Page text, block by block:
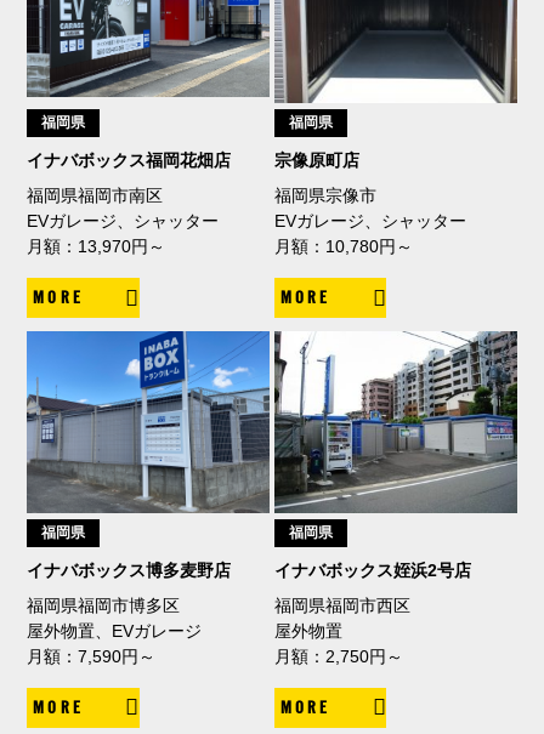
福岡県
イナバボックス福岡花畑店
福岡県福岡市南区
EVガレージ、シャッター
月額：13,970円～
MORE
福岡県
宗像原町店
福岡県宗像市
EVガレージ、シャッター
月額：10,780円～
MORE
福岡県
イナバボックス博多麦野店
福岡県福岡市博多区
屋外物置、EVガレージ
月額：7,590円～
MORE
福岡県
イナバボックス姪浜2号店
福岡県福岡市西区
屋外物置
月額：2,750円～
MORE